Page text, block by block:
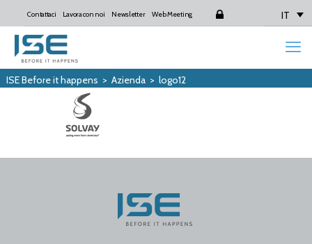
Contattaci Lavora con noi Newsletter Web Meeting IT
ISE Before it happens > Azienda> logo12